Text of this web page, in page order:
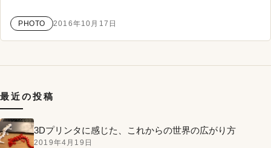
PHOTO 2016年10月17日
最近の投稿
3Dプリンタに感じた、これからの世界の広がり方
2019年4月19日